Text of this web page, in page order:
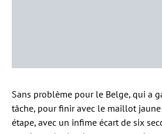
Sans problème pour le Belge, qui a
tâche, pour finir avec le maillot
étape, avec un infime écart de six